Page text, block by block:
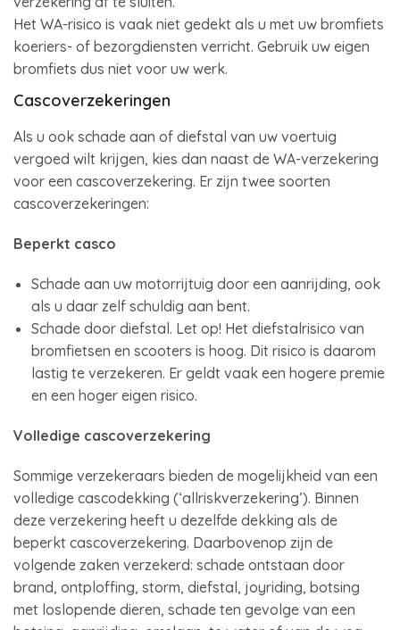
Het WA-risico is vaak niet gedekt als u met uw bromfiets
koeriers- of bezorgdiensten verricht. Gebruik uw eigen
bromfiets dus niet voor uw werk.
Cascoverzekeringen
Als u ook schade aan of diefstal van uw voertuig
vergoed wilt krijgen, kies dan naast de WA-verzekering
voor een cascoverzekering. Er zijn twee soorten
cascoverzekeringen:
Beperkt casco
Schade aan uw motorrijtuig door een aanrijding, ook
als u daar zelf schuldig aan bent.
Schade door diefstal. Let op! Het diefstalrisico van
bromfietsen en scooters is hoog. Dit risico is daarom
lastig te verzekeren. Er geldt vaak een hogere premie
en een hoger eigen risico.
Volledige cascoverzekering
Sommige verzekeraars bieden de mogelijkheid van een
volledige cascodekking (‘allriskverzekering’). Binnen
deze verzekering heeft u dezelfde dekking als de
beperkt cascoverzekering. Daarbovenop zijn de
volgende zaken verzekerd: schade ontstaan door
brand, ontploffing, storm, diefstal, joyriding, botsing
met loslopende dieren, schade ten gevolge van een